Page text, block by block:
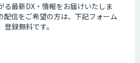
る最新DX・情報をお届けいたしま
配信をご希望の方は、下記フォーム
録無料です。